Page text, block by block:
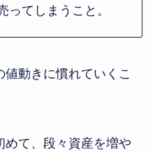
ってしまうこと。
動きに慣れていくこ
めて、段々資産を増や